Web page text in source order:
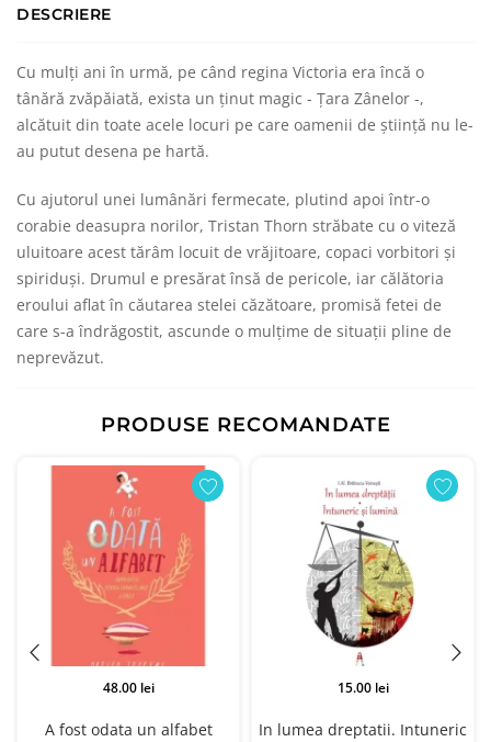
DESCRIERE
Cu mulţi ani în urmă, pe când regina Victoria era încă o
tânără zvăpăiată, exista un ţinut magic - Ţara Zânelor -,
alcătuit din toate acele locuri pe care oamenii de ştiinţă nu le-
au putut desena pe hartă.
Cu ajutorul unei lumânări fermecate, plutind apoi într-o
corabie deasupra norilor, Tristan Thorn străbate cu o viteză
uluitoare acest tărâm locuit de vrăjitoare, copaci vorbitori şi
spiriduşi. Drumul e presărat însă de pericole, iar călătoria
eroului aflat în căutarea stelei căzătoare, promisă fetei de
care s-a îndrăgostit, ascunde o mulţime de situaţii pline de
neprevăzut.
PRODUSE RECOMANDATE
A fost odata un alfabet
48.00 lei
In lumea dreptatii. Intuneric
15.00 lei